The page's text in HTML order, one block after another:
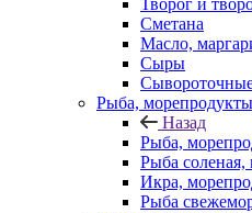
Творог и
Сметана
Масло,
Сыры
Рыба, морепродукты
Назад
Рыба,
Рыба соленая,
Икра,
Рыба